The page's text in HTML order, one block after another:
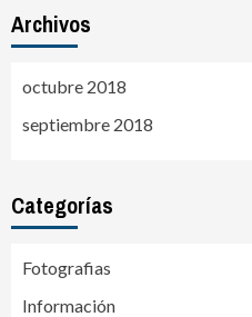
Archivos
octubre 2018
septiembre 2018
Categorías
Fotografias
Información